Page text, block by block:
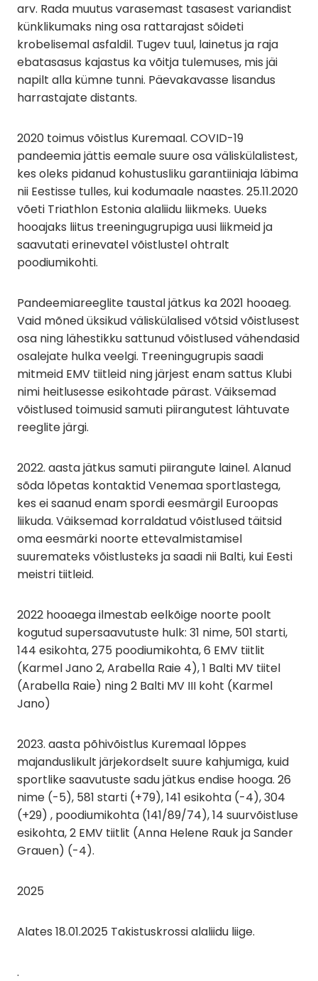
arv. Rada muutus varasemast tasasest variandist
künklikumaks ning osa rattarajast sõideti
krobelisemal asfaldil. Tugev tuul, lainetus ja raja
ebatasasus kajastus ka võitja tulemuses, mis jäi
napilt alla kümne tunni. Päevakavasse lisandus
harrastajate distants.
2020 toimus võistlus Kuremaal. COVID-19
pandeemia jättis eemale suure osa väliskülalistest,
kes oleks pidanud kohustusliku garantiiniaja läbima
nii Eestisse tulles, kui kodumaale naastes. 25.11.2020
võeti Triathlon Estonia alaliidu liikmeks. Uueks
hooajaks liitus treeningugrupiga uusi liikmeid ja
saavutati erinevatel võistlustel ohtralt
poodiumikohti.
Pandeemiareeglite taustal jätkus ka 2021 hooaeg.
Vaid mõned üksikud väliskülalised võtsid võistlusest
osa ning lähestikku sattunud võistlused vähendasid
osalejate hulka veelgi. Treeningugrupis saadi
mitmeid EMV tiitleid ning järjest enam sattus Klubi
nimi heitlusesse esikohtade pärast. Väiksemad
võistlused toimusid samuti piirangutest lähtuvate
reeglite järgi.
2022. aasta jätkus samuti piirangute lainel. Alanud
sõda lõpetas kontaktid Venemaa sportlastega,
kes ei saanud enam spordi eesmärgil Euroopas
liikuda. Väiksemad korraldatud võistlused täitsid
oma eesmärki noorte ettevalmistamisel
suuremateks võistlusteks ja saadi nii Balti, kui Eesti
meistri tiitleid.
2022 hooaega ilmestab eelkõige noorte poolt
kogutud supersaavutuste hulk: 31 nime, 501 starti,
144 esikohta, 275 poodiumikohta, 6 EMV tiitlit
(Karmel Jano 2, Arabella Raie 4), 1 Balti MV tiitel
(Arabella Raie) ning 2 Balti MV III koht (Karmel
Jano)
2023. aasta põhivõistlus Kuremaal lõppes
majanduslikult järjekordselt suure kahjumiga, kuid
sportlike saavutuste sadu jätkus endise hooga. 26
nime (-5), 581 starti (+79), 141 esikohta (-4), 304
(+29) , poodiumikohta (141/89/74), 14 suurvõistluse
esikohta, 2 EMV tiitlit (Anna Helene Rauk ja Sander
Grauen) (-4).
2025
Alates 18.01.2025 Takistuskrossi alaliidu liige.
.